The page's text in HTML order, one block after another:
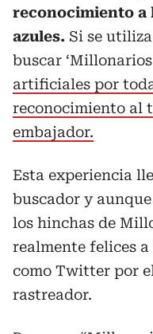
reconocimiento a
azules. Si se
buscar
artificiales por
reconocimiento al
embajador.
Esta experiencia
buscador y
los hinchas de
realmente felices a
como Twitter por
rastreador.